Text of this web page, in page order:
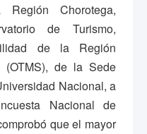
Chorotega,
de Turismo,
de la Región
de la Sede
Nacional, a
Nacional de
que el mayor